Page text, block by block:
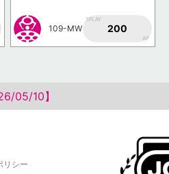
109-MW
1PLAY
200
AP
05/10】
リシー